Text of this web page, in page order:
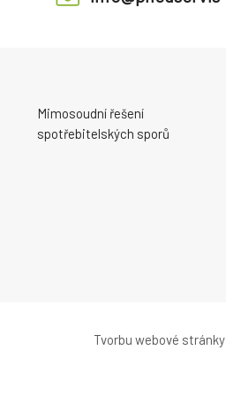
Mimosoudní řešení
spotřebitelských sporů
Tvorbu webové stránky